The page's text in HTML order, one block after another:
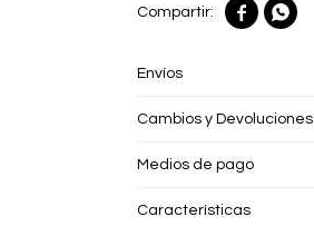
 
Envíos
Cambios y Devoluciones
Medios de pago
Características